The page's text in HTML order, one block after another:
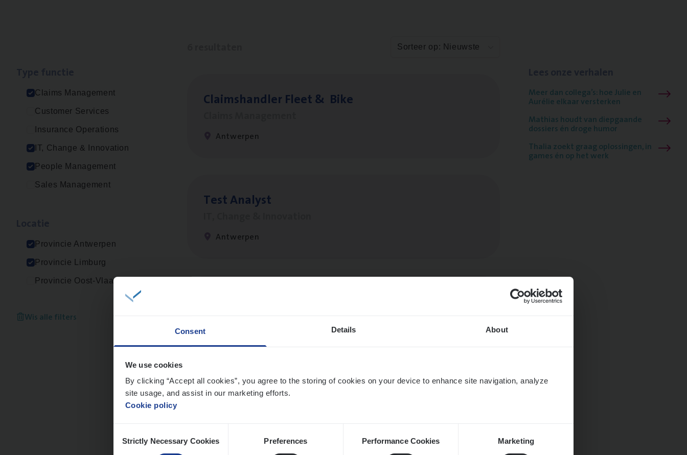
Consent Details About
We use cookies
By clicking “Accept all cookies”, you agree to the storing of cookies on your device to enhance site navigation, analyze
site usage, and assist in our marketing efforts.
Cookie policy
Selection
Strictly Necessary Cookies Preferences Performance Cookies Marketing
Claims Management
Customer Services
Insurance Operations
IT, Change & Innovation
People Management
Sales Management
Provincie Antwerpen
Provincie Limburg
Provincie Oost-Vlaanderen
Wis alle filters
Sorteer op: Nieuwste
Claims­hand­ler Fleet& Bike
Antwerpen
Test Ana­lyst
Antwerpen
Busi­ness Mana­ger Mari­ne Cargo
Antwerpen
Meer dan collega’s: hoe Julie en
Aurélie elkaar versterken
Mathias houdt van diepgaande
dossiers én droge humor
Thalia zoekt graag oplossingen, in
games én op het werk